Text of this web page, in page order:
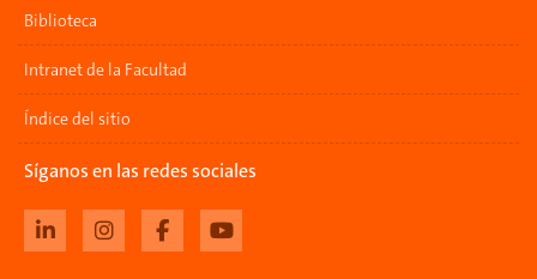
Biblioteca
Intranet de la Facultad
Índice del sitio
Síganos en las redes sociales